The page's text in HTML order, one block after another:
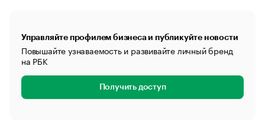
Управляйте профилем бизнеса и публикуйте новости
Повышайте узнаваемость и развивайте личный бренд
на РБК
Получить доступ